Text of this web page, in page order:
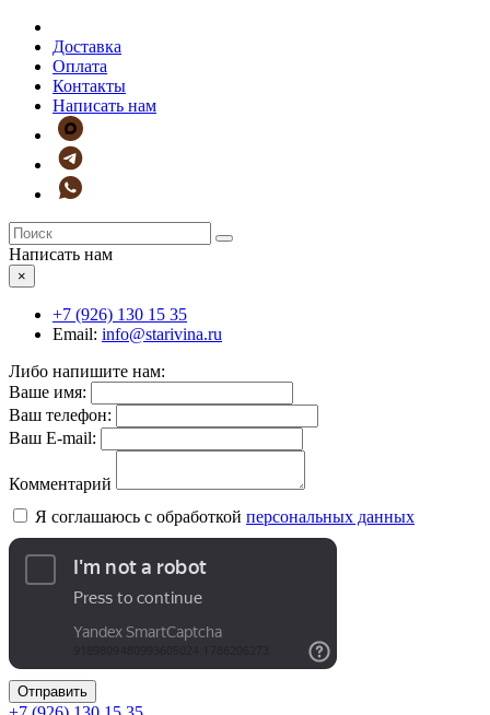
Доставка
Оплата
Контакты
Написать нам
Написать нам
×
+7 (926) 130 15 35
Email: info@starivina.ru
Либо напишите нам:
Ваше имя:
Ваш телефон:
Ваш E-mail:
Комментарий
Я соглашаюсь с обработкой персональных данных
Отправить